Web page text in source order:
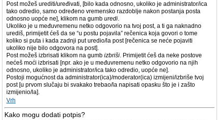
Post možeš urediti/uređivati, [bilo kada odnosno, ukoliko je administrator/ica
tako odredio, samo određeno vremensko razdoblje nakon postanja posta
odnosno uopće ne], klikom na gumb uredi.
Ukoliko je u međuvremenu netko odgovorio na tvoj post, a ti ga naknadno
urediš, primijetit ćeš da se “u postu pojavila” rečenica koja govori o tome
koliko si puta i kada zadnji put uredio/la post [rečenica se neće pojaviti
ukoliko nije bilo odgovora na post].
Post možeš izbrisati klikom na gumb izbriši. Primijetit ćeš da neke postove
nećeš moći izbrisati [npr. ako je u međuvremenu netko odgovorio na njih
odnosno, ukoliko je administrator/ica tako odredio, uopće ne].
Postoji mogućnost da administrator(ica)/moderator(ica) izmijeni/izbriše tvoj
post [u prvom slučaju bi svakako trebao/la napisati opasku što je i zašto
izmijenio/la].
Vrh
Kako mogu dodati potpis?